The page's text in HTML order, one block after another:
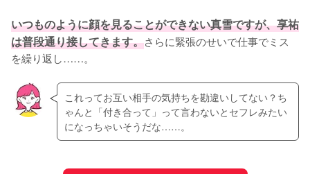
いつものように顔を見ることができない真雪ですが、享祐
は普段通り接してきます。さらに緊張のせいで仕事でミス
を繰り返し……。
これってお互い相手の気持ちを勘違いしてない？ち
ゃんと「付き合って」って言わないとセフレみたい
になっちゃいそうだな……。